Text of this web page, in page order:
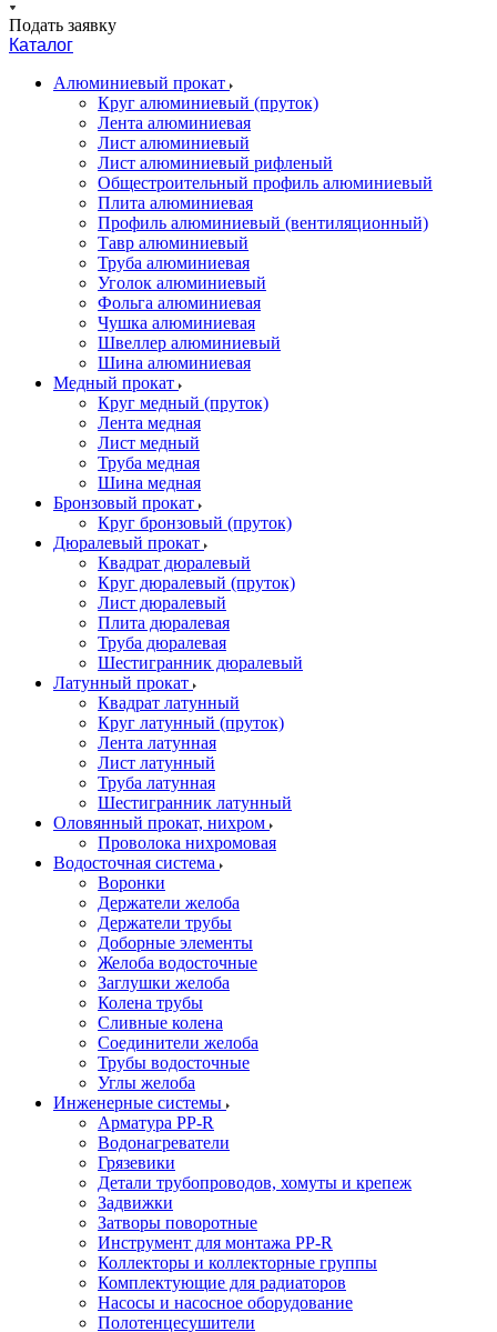
Подать заявку
Каталог
Алюминиевый прокат
Круг алюминиевый (пруток)
Лента алюминиевая
Лист алюминиевый
Лист алюминиевый рифленый
Общестроительный профиль алюминиевый
Плита алюминиевая
Профиль алюминиевый (вентиляционный)
Тавр алюминиевый
Труба алюминиевая
Уголок алюминиевый
Фольга алюминиевая
Чушка алюминиевая
Швеллер алюминиевый
Шина алюминиевая
Медный прокат
Круг медный (пруток)
Лента медная
Лист медный
Труба медная
Шина медная
Бронзовый прокат
Круг бронзовый (пруток)
Дюралевый прокат
Квадрат дюралевый
Круг дюралевый (пруток)
Лист дюралевый
Плита дюралевая
Труба дюралевая
Шестигранник дюралевый
Латунный прокат
Квадрат латунный
Круг латунный (пруток)
Лента латунная
Лист латунный
Труба латунная
Шестигранник латунный
Оловянный прокат, нихром
Проволока нихромовая
Водосточная система
Воронки
Держатели желоба
Держатели трубы
Доборные элементы
Желоба водосточные
Заглушки желоба
Колена трубы
Сливные колена
Соединители желоба
Трубы водосточные
Углы желоба
Инженерные системы
Арматура PP-R
Водонагреватели
Грязевики
Детали трубопроводов, хомуты и крепеж
Задвижки
Затворы поворотные
Инструмент для монтажа PP-R
Коллекторы и коллекторные группы
Комплектующие для радиаторов
Насосы и насосное оборудование
Полотенцесушители